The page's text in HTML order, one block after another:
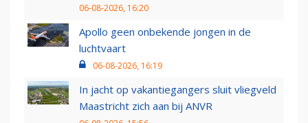
06-08-2026, 16:20
Apollo geen onbekende jongen in de
luchtvaart
06-08-2026, 16:19
In jacht op vakantiegangers sluit vliegveld
Maastricht zich aan bij ANVR